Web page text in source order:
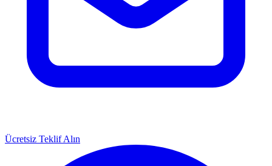
Ücretsiz Teklif Alın